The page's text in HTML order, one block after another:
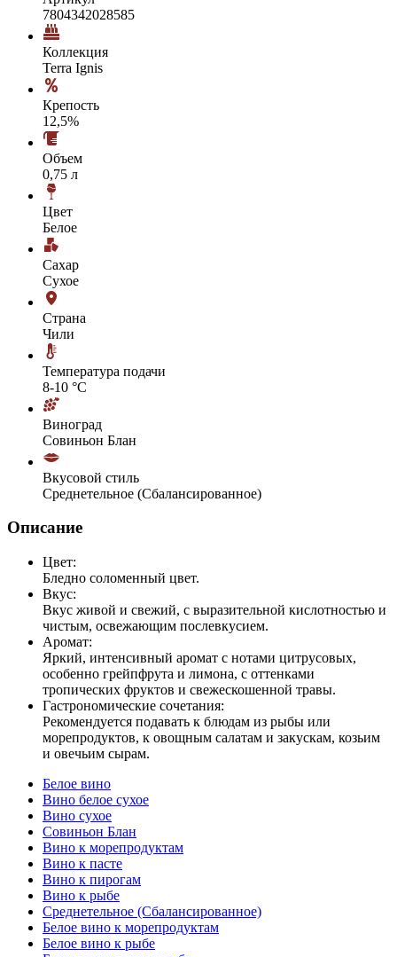
7804342028585
Коллекция
Terra Ignis
Крепость
12,5%
Объем
0,75 л
Цвет
Белое
Сахар
Сухое
Страна
Чили
Температура подачи
8-10 °С
Виноград
Совиньон Блан
Вкусовой стиль
Среднетельное (Сбалансированное)
Описание
Цвет:
Бледно соломенный цвет.
Вкус:
Вкус живой и свежий, с выразительной кислотностью и
чистым, освежающим послевкусием.
Аромат:
Яркий, интенсивный аромат с нотами цитрусовых,
особенно грейпфрута и лимона, с оттенками
тропических фруктов и свежескошенной травы.
Гастрономические сочетания:
Рекомендуется подавать к блюдам из рыбы или
морепродуктов, к овощным салатам и закускам, козьим
и овечьим сырам.
Белое вино
Вино белое сухое
Вино сухое
Совиньон Блан
Вино к морепродуктам
Вино к пасте
Вино к пирогам
Вино к рыбе
Среднетельное (Сбалансированное)
Белое вино к морепродуктам
Белое вино к рыбе